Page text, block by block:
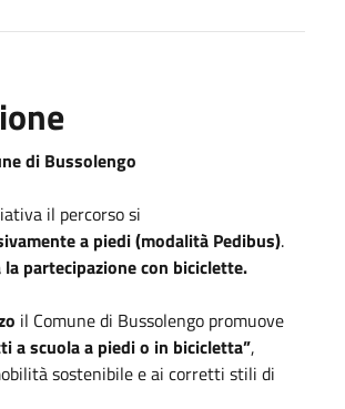
di Bussolengo
il percorso si
a piedi (modalità Pedibus).
partecipazione con biciclette.
il Comune di Bussolengo promuove
a scuola a piedi o in bicicletta”,
sostenibile e ai corretti stili di